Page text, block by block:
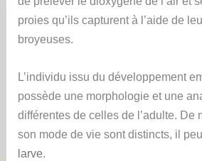
proies qu’ils capturent à l’aide de
broyeuses.
L’individu issu du développement
possède une morphologie et une
différentes de celles de l’adulte. De
son mode de vie sont distincts, il
larve.